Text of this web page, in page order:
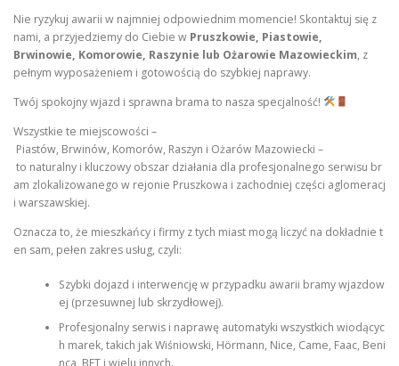
Nie ryzykuj awarii w najmniej odpowiednim momencie! Skontaktuj się z
nami, a przyjedziemy do Ciebie w Pruszkowie, Piastowie,
Brwinowie, Komorowie, Raszynie lub Ożarowie Mazowieckim, z
pełnym wyposażeniem i gotowością do szybkiej naprawy.
Twój spokojny wjazd i sprawna brama to nasza specjalność!
Wszystkie te miejscowości –
Piastów, Brwinów, Komorów, Raszyn i Ożarów Mazowiecki –
to naturalny i kluczowy obszar działania dla profesjonalnego serwisu br
am zlokalizowanego w rejonie Pruszkowa i zachodniej części aglomeracj
i warszawskiej.
Oznacza to, że mieszkańcy i firmy z tych miast mogą liczyć na dokładnie t
en sam, pełen zakres usług, czyli:
Szybki dojazd i interwencję w przypadku awarii bramy wjazdow
ej (przesuwnej lub skrzydłowej).
Profesjonalny serwis i naprawę automatyki wszystkich wiodącyc
h marek, takich jak Wiśniowski, Hörmann, Nice, Came, Faac, Beni
nca, BFT i wielu innych.